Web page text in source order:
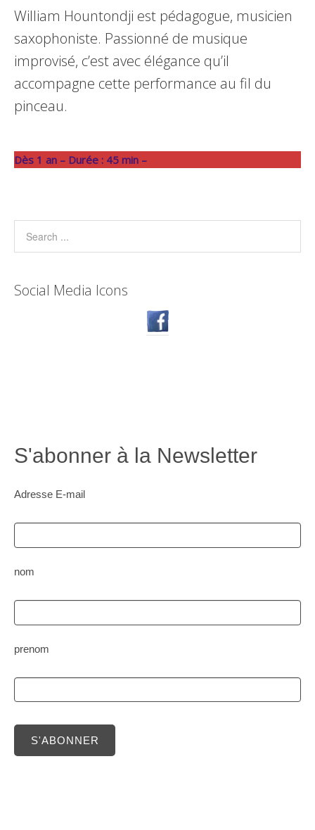
William Hountondji est pédagogue, musicien
saxophoniste. Passionné de musique
improvisé, c’est avec élégance qu’il
accompagne cette performance au fil du
pinceau.
Dès 1 an – Durée : 45 min –
Social Media Icons
S'abonner à la Newsletter
Adresse E-mail
nom
prenom
S'ABONNER